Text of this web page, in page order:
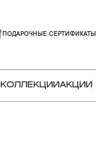
ПОДАРОЧНЫЕ СЕРТИФИКАТЫ
КОЛЛЕКЦИИАКЦИИ